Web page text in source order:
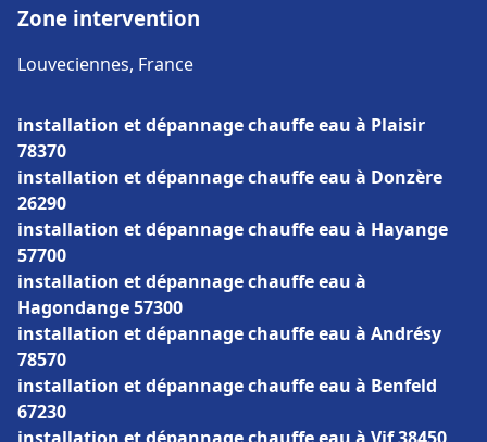
Zone intervention
Louveciennes, France
installation et dépannage chauffe eau à Plaisir
78370
installation et dépannage chauffe eau à Donzère
26290
installation et dépannage chauffe eau à Hayange
57700
installation et dépannage chauffe eau à
Hagondange 57300
installation et dépannage chauffe eau à Andrésy
78570
installation et dépannage chauffe eau à Benfeld
67230